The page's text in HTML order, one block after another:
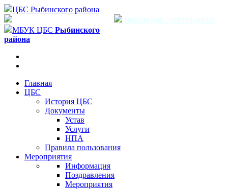
ЦБС Рыбинского района
Версия для слабовидящих
МБУК ЦБС Рыбинского
района
Главная
ЦБС
История ЦБС
Документы
Устав
Услуги
НПА
Правила пользования
Мероприятия
Информация
Поздравления
Мероприятия